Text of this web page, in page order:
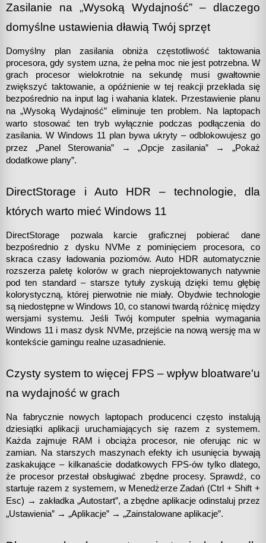
Zasilanie na „Wysoką Wydajność” – dlaczego
domyślne ustawienia dławią Twój sprzęt
Domyślny plan zasilania obniża częstotliwość taktowania
procesora, gdy system uzna, że pełna moc nie jest potrzebna. W
grach procesor wielokrotnie na sekundę musi gwałtownie
zwiększyć taktowanie, a opóźnienie w tej reakcji przekłada się
bezpośrednio na input lag i wahania klatek. Przestawienie planu
na „Wysoką Wydajność” eliminuje ten problem. Na laptopach
warto stosować ten tryb wyłącznie podczas podłączenia do
zasilania. W Windows 11 plan bywa ukryty – odblokowujesz go
przez „Panel Sterowania” → „Opcje zasilania” → „Pokaż
dodatkowe plany”.
DirectStorage i Auto HDR – technologie, dla
których warto mieć Windows 11
DirectStorage pozwala karcie graficznej pobierać dane
bezpośrednio z dysku NVMe z pominięciem procesora, co
skraca czasy ładowania poziomów. Auto HDR automatycznie
rozszerza paletę kolorów w grach nieprojektowanych natywnie
pod ten standard – starsze tytuły zyskują dzięki temu głębię
kolorystyczną, której pierwotnie nie miały. Obydwie technologie
są niedostępne w Windows 10, co stanowi twardą różnicę między
wersjami systemu. Jeśli Twój komputer spełnia wymagania
Windows 11 i masz dysk NVMe, przejście na nową wersję ma w
kontekście gamingu realne uzasadnienie.
Czysty system to więcej FPS – wpływ bloatware'u
na wydajność w grach
Na fabrycznie nowych laptopach producenci często instalują
dziesiątki aplikacji uruchamiających się razem z systemem.
Każda zajmuje RAM i obciąża procesor, nie oferując nic w
zamian. Na starszych maszynach efekty ich usunięcia bywają
zaskakujące – kilkanaście dodatkowych FPS-ów tylko dlatego,
że procesor przestał obsługiwać zbędne procesy. Sprawdź, co
startuje razem z systemem, w Menedżerze Zadań (Ctrl + Shift +
Esc) → zakładka „
„Ustawienia” → „Aplikacje” → „Zainstalowane aplikacje”.